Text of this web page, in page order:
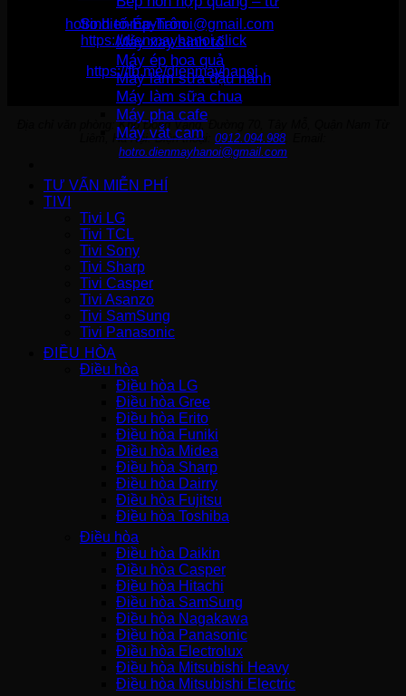
Sinh tố-Ép-Trộn
Máy xay sinh tố
Máy ép hoa quả
Máy làm sữa đậu nành
Máy làm sữa chua
Máy pha cafe
Máy vắt cam
hotro.dienmayhanoi@gmail.com
https://dienmayhanoi.click
https://fb.me/dienmayhanoi
Địa chỉ văn phòng: Kho Đồng Vàng, Đường 70, Tây Mỗ, Quận Nam Từ
Liêm, Hà Nội. Điện thoại: 0912.094.988. Email:
hotro.dienmayhanoi@gmail.com
TƯ VẤN MIỄN PHÍ
TIVI
Tivi LG
Tivi TCL
Tivi Sony
Tivi Sharp
Tivi Casper
Tivi Asanzo
Tivi SamSung
Tivi Panasonic
ĐIỀU HÒA
Điều hòa
Điều hòa LG
Điều hòa Gree
Điều hòa Erito
Điều hòa Funiki
Điều hòa Midea
Điều hòa Sharp
Điều hòa Dairry
Điều hòa Fujitsu
Điều hòa Toshiba
Điều hòa
Điều hòa Daikin
Điều hòa Casper
Điều hòa Hitachi
Điều hòa SamSung
Điều hòa Nagakawa
Điều hòa Panasonic
Điều hòa Electrolux
Điều hòa Mitsubishi Heavy
Điều hòa Mitsubishi Electric